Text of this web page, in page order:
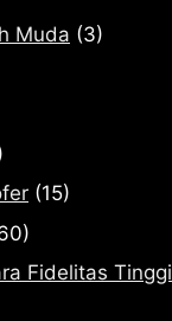
Muda (3)
(15)
Fidelitas Tinggi